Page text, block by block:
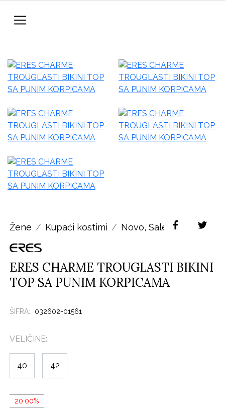
Žene Kupaći kostimi Novo, Sale
ERES CHARME TROUGLASTI BIKINI
TOP SA PUNIM KORPICAMA
ŠIFRA: 032602-01561
VELIČINE:
40 42
20.00%